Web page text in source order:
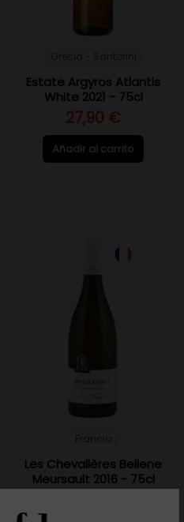
Estate Argyros Atlantis
White 2021 - 75cl
27,90 €
Añadir al carrito
Les Chevalières Bellene
Meursault 2016 - 75cl